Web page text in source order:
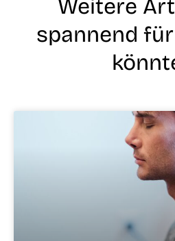
Weitere
spannend